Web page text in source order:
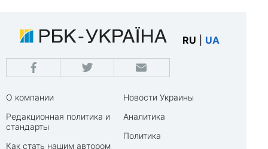
RU UA
О компании
Редакционная политика и
стандарты
Как стать нашим автором
Новости Украины
Аналитика
Политика